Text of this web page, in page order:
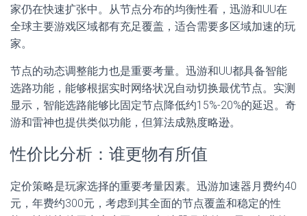
家仍在快速扩张中。从节点分布的均衡性看，迅游和UU在
全球主要游戏区域都有充足覆盖，适合需要多区域加速的玩
家。
节点的动态调整能力也是重要考量。迅游和UU都具备智能
选路功能，能够根据实时网络状况自动切换最优节点。实测
显示，智能选路能够比固定节点降低约15%-20%的延迟。奇
游和雷神也提供类似功能，但算法成熟度略逊。
性价比分析：谁更物有所值
定价策略是玩家选择的重要考量因素。迅游加速器月费约40
元，年费约300元，考虑到其全面的节点覆盖和稳定的性